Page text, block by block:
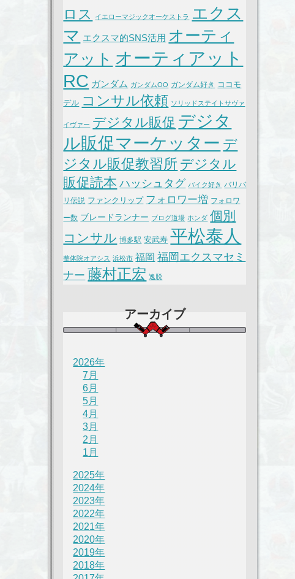
ロス
イエローマジックオーケストラ
エクス
マ エクスマ的SNS活用 オーティ
アット オーティアット
RC ガンダム ガンダムOO ガンダム好き ココモ
デル コンサル依頼 ソリッドステイトサヴァ
イヴァー デジタル販促 デジタ
ル販促マーケッター デ
ジタル販促教習所 デジタル
販促読本 ハッシュタグ バイク好き バリバ
リ伝説 ファンクリップ フォロワー増 フォロワ
ー数 ブレードランナー ブログ道場 ホンダ 個別
コンサル 博多駅 安武寿 平松泰人
整体院オアシス 浜松市 福岡 福岡エクスマセミ
ナー 藤村正宏 逸脱
アーカイブ
2026年
7月
6月
5月
4月
3月
2月
1月
2025年
2024年
2023年
2022年
2021年
2020年
2019年
2018年